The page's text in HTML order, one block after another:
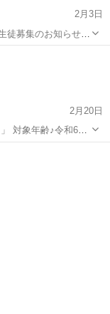
2月3日
募集のお知らせで
索して、募集要項
。
2月20日